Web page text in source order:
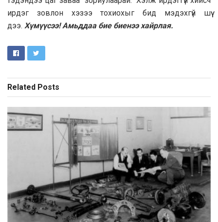
ирдэг зовлон хэзээ тохиохыг бид мэдэхгүй шүү
дээ. Хүмүүсээ! Амьддаа бие биенээ хайрлая.
Related Posts